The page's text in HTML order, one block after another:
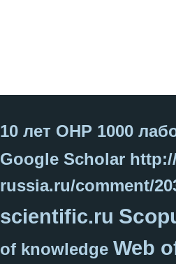
10 лет ОНР 1000
Google Scholar
russia.ru/comment/
scientific.ru
of knowledge Web